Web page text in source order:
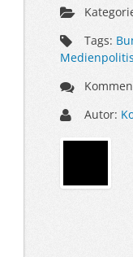
Tags:
Autor: